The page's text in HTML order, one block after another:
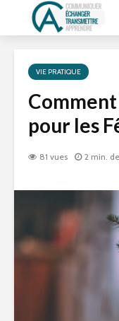
VIE PRATIQUE
pour les
81 vues 2 min.